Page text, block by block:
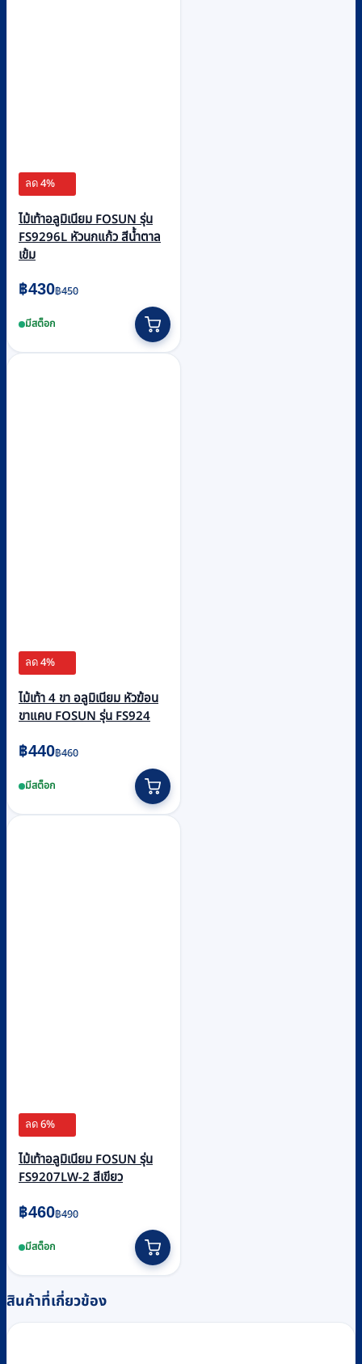
ลด 4%
ไม้เท้าอลูมิเนียม FOSUN รุ่น
FS9296L หัวนกแก้ว สีน้ำตาล
เข้ม
฿450
Original
was:
฿450.
฿430
Current
is:
฿430.
มีสต็อก
ลด 4%
ไม้เท้า 4 ขา อลูมิเนียม หัวฆ้อน
ขาแคบ FOSUN รุ่น FS924
฿460
Original
was:
฿460.
฿440
Current
is:
฿440.
มีสต็อก
ลด 6%
ไม้เท้าอลูมิเนียม FOSUN รุ่น
FS9207LW-2 สีเขียว
฿490
Original
was:
฿490.
฿460
Current
is:
฿460.
มีสต็อก
สินค้าที่เกี่ยวข้อง